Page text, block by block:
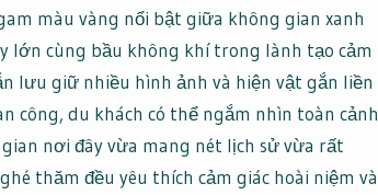
màu vàng nổi bật giữa không gian xanh
lớn cùng bầu không khí trong lành tạo cảm
lưu giữ nhiều hình ảnh và hiện vật gắn liền
công, du khách có thể ngắm nhìn toàn cảnh
nơi đây vừa mang nét lịch sử vừa rất
thăm đều yêu thích cảm giác hoài niệm và